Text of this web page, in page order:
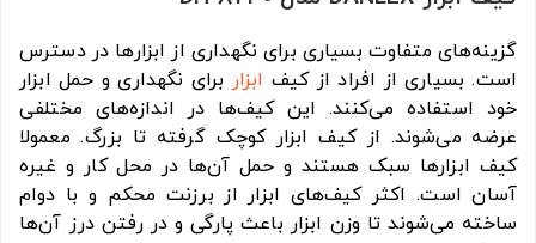
گزینه‌های متفاوت بسیاری برای نگهداری از ابزارها در دسترس
است. بسیاری از افراد از کیف ابزار برای نگهداری و حمل ابزار
خود استفاده می‌کنند. این کیف‌ها در اندازه‌های مختلفی
عرضه می‌شوند. از کیف ابزار کوچک گرفته تا بزرگ. معمولا
کیف ابزارها سبک هستند و حمل آن‌ها در محل کار و غیره
آسان است. اکثر کیف‌های ابزار از برزنت محکم و با دوام
ساخته می‌شوند تا وزن ابزار باعث پارگی و در رفتن درز آن‌ها